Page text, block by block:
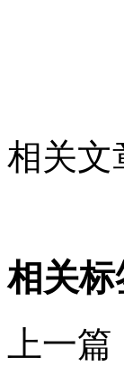
相关文
相关标
上一篇